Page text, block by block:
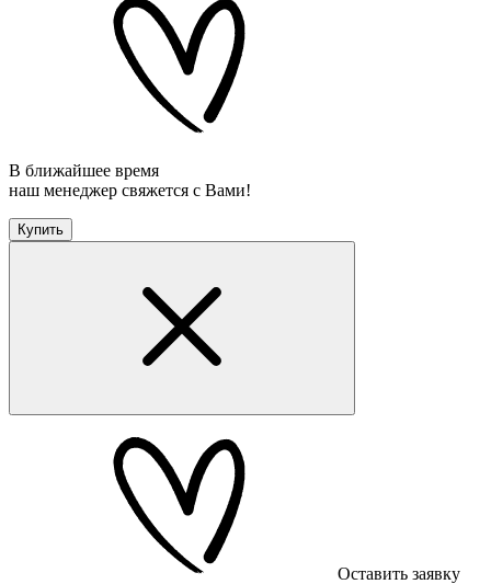
В ближайшее время
наш менеджер свяжется с Вами!
Купить
Оставить заявку